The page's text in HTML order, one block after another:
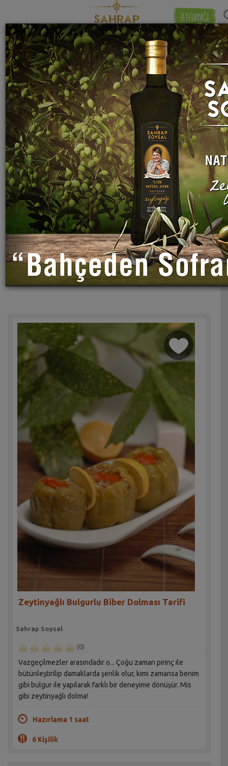
ZEYTİNYAĞI
"dolmalık biber" etiketiyle eşleşen (33)
tarif bulundu.
Eşleşmeye
Zeytinyağlı Bulgurlu Biber Dolması Tarifi
Sahrap Soysal
(0)
Vazgeçilmezler arasındadır o... Çoğu zaman pirinç ile
bütünleştirilip damaklarda şenlik olur, kimi zamansa benim
gibi bulgur ile yapılarak farklı bir deneyime dönüşür. Mis
gibi zeytinyağlı dolma!
Hazırlama 1 saat
6 Kişilik